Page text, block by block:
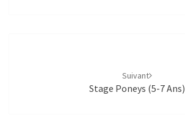
Suivant
Stage Poneys (5-7 Ans)